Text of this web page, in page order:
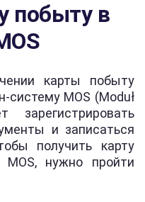
побыту в
карты побыту
MOS (Moduł
зарегистрировать
и записаться
получить карту
нужно пройти